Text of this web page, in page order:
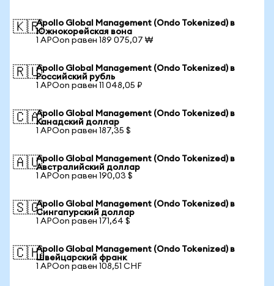
🇰🇷Apollo Global Management (Ondo Tokenized) в
Южнокорейская вона
1 APOon равен 189 075,07 ₩
🇷🇺Apollo Global Management (Ondo Tokenized) в
Российский рубль
1 APOon равен 11 048,05 ₽
🇨🇦Apollo Global Management (Ondo Tokenized) в
Канадский доллар
1 APOon равен 187,35 $
🇦🇺Apollo Global Management (Ondo Tokenized) в
Австралийский доллар
1 APOon равен 190,03 $
🇸🇬Apollo Global Management (Ondo Tokenized) в
Сингапурский доллар
1 APOon равен 171,64 $
🇨🇭Apollo Global Management (Ondo Tokenized) в
Швейцарский франк
1 APOon равен 108,51 CHF